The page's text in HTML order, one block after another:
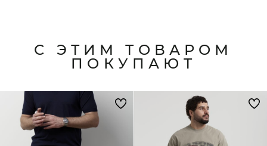
С ЭТИМ ТОВАРОМ
ПОКУПАЮТ